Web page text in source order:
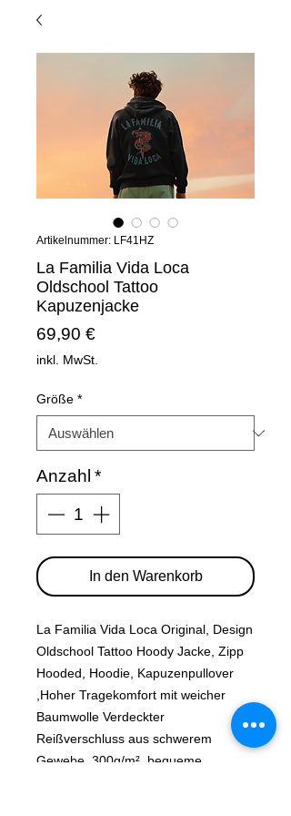
Artikelnummer: LF41HZ
La Familia Vida Loca
Oldschool Tattoo
Kapuzenjacke
69,90 €Preis
inkl. MwSt.
Größe *
Anzahl *
In den Warenkorb
La Familia Vida Loca Original, Design
Oldschool Tattoo Hoody Jacke, Zipp
Hooded, Hoodie, Kapuzenpullover
,Hoher Tragekomfort mit weicher
Baumwolle Verdeckter
Reißverschluss aus schwerem
Gewebe 300g/m², bequeme